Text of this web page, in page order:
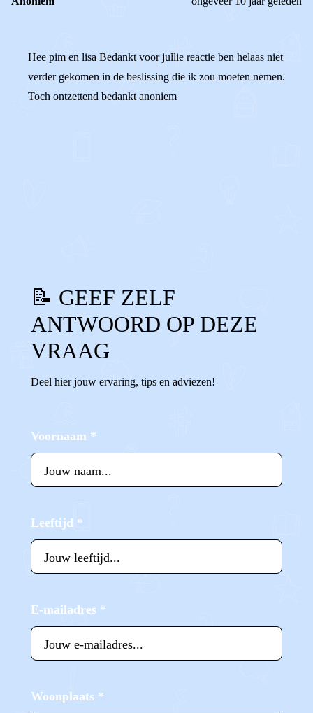
Hee pim en lisa Bedankt voor jullie reactie ben helaas niet
verder gekomen in de beslissing die ik zou moeten nemen.
Toch ontzettend bedankt anoniem
📝 GEEF ZELF
ANTWOORD OP DEZE
VRAAG
Deel hier jouw ervaring, tips en adviezen!
Voornaam *
Leeftijd *
E-mailadres *
Woonplaats *